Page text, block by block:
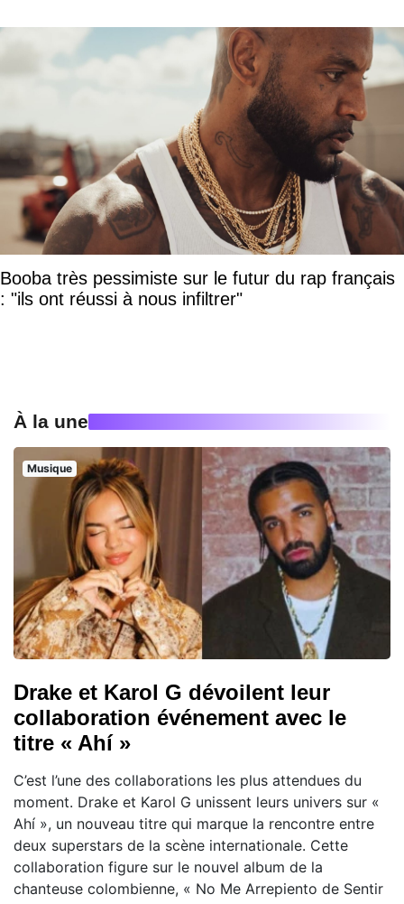
Booba très pessimiste sur le futur du rap français
: "ils ont réussi à nous infiltrer"
À la une
Musique
Drake et Karol G dévoilent leur
collaboration événement avec le
titre « Ahí »
C’est l’une des collaborations les plus attendues du
moment. Drake et Karol G unissent leurs univers sur «
Ahí », un nouveau titre qui marque la rencontre entre
deux superstars de la scène internationale. Cette
collaboration figure sur le nouvel album de la
chanteuse colombienne, « No Me Arrepiento de Sentir